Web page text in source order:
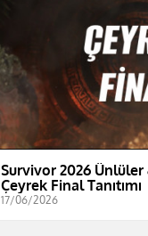
Survivor 2026
Çeyrek Final Tanıtımı
17/06/2026